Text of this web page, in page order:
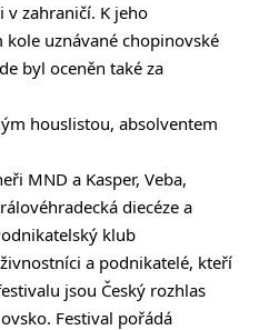
v zahraničí. K jeho
uznávané chopinovské
byl oceněn také za
houslistou, absolventem
MND a Kasper, Veba,
diecéze a
klub
a podnikatelé, kteří
jsou Český rozhlas
Festival pořádá